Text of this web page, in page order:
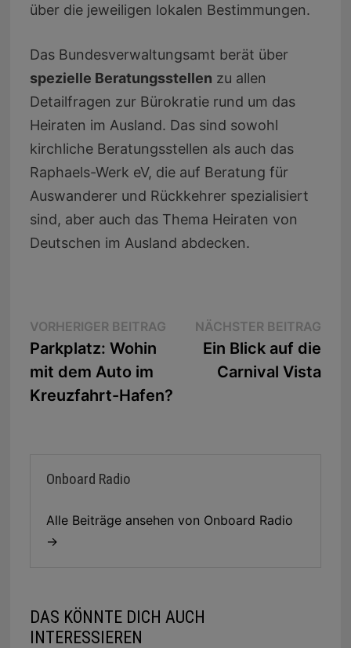
über die jeweiligen lokalen Bestimmungen.
Das Bundesverwaltungsamt berät über
spezielle Beratungsstellen zu allen
Detailfragen zur Bürokratie rund um das
Heiraten im Ausland. Das sind sowohl
kirchliche Beratungsstellen als auch das
Raphaels-Werk eV, die auf Beratung für
Auswanderer und Rückkehrer spezialisiert
sind, aber auch das Thema Heiraten von
Deutschen im Ausland abdecken.
Beitragsnavigation
VORHERIGER BEITRAGVorheriger
Beitrag:
Parkplatz: Wohin
mit dem Auto im
Kreuzfahrt-Hafen?
NÄCHSTER BEITRAG
Ein Blick auf die
Carnival Vista
Onboard Radio
Alle Beiträge ansehen von Onboard Radio
→
DAS KÖNNTE DICH AUCH
INTERESSIEREN